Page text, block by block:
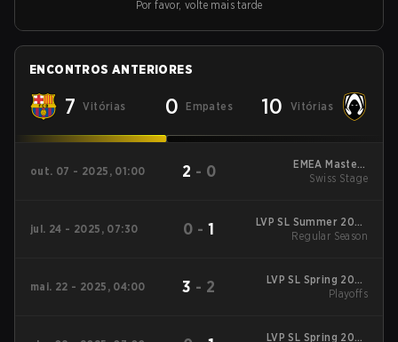
Por favor, volte mais tarde
ENCONTROS ANTERIORES
7 Vitórias 0 Empates 10 Vitórias
out. 07 - 2025, 01:00 2 - 0
EMEA Masters
Summer 2025 Swiss
Swiss Stage
jul. 24 - 2025, 07:30 0 -1
LVP SL Summer 2025
Regular Season
Regular Season
mai. 22 - 2025, 04:00 3 - 2
LVP SL Spring 2025
Playoffs
Playoffs
LVP SL Spring 2025